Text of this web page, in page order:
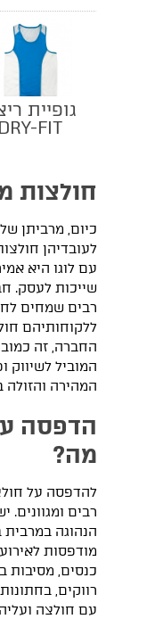
גופיית
DRY-FIT
חולצות
כיום, מרביתן
לעובדיהן
עם לוגו היא
שייכות לעסק.
רבים שמחים
ללקוחותיהם
החברה, זה
המוביל לשיווק
המהירה והזולה
הדפסה
מה?
להדפסה על
רבים
הנהוגה במרבית
מודפסות
כנסים, מסיבות
רווקים,
עם חולצה